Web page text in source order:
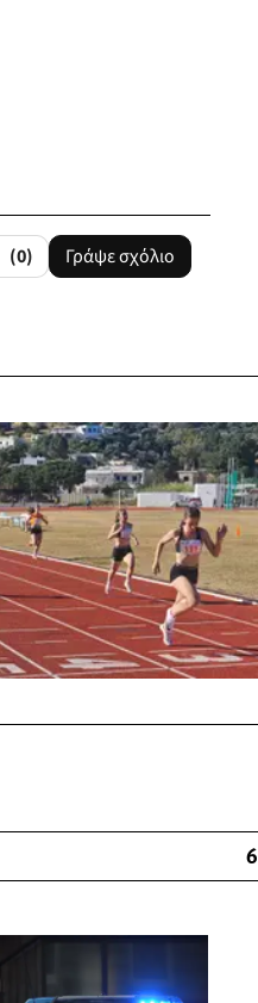
(0) Γράψε σχόλιο
6